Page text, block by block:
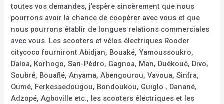
toutes vos demandes, j’espère sincèrement que nous
pourrons avoir la chance de coopérer avec vous et que
nous pourrons établir de longues relations commerciales
avec vous. Les scooters et vélos électriques Rooder
citycoco fourniront Abidjan, Bouaké, Yamoussoukro,
Daloa, Korhogo, San-Pédro, Gagnoa, Man, Duékoué, Divo,
Soubré, Bouaflé, Anyama, Abengourou, Vavoua, Sinfra,
Oumé, Ferkessedougou, Bondoukou, Guiglo , Danané,
Adzopé, Agboville etc., les scooters électriques et les